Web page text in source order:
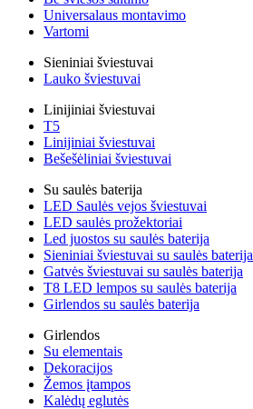
Universalaus montavimo
Vartomi
Sieniniai šviestuvai
Lauko šviestuvai
Linijiniai šviestuvai
T5
Linijiniai šviestuvai
Bešešėliniai šviestuvai
Su saulės baterija
LED Saulės vejos šviestuvai
LED saulės prožektoriai
Led juostos su saulės baterija
Sieniniai šviestuvai su saulės baterija
Gatvės šviestuvai su saulės baterija
T8 LED lempos su saulės baterija
Girlendos su saulės baterija
Girlendos
Su elementais
Dekoracijos
Žemos įtampos
Kalėdų eglutės